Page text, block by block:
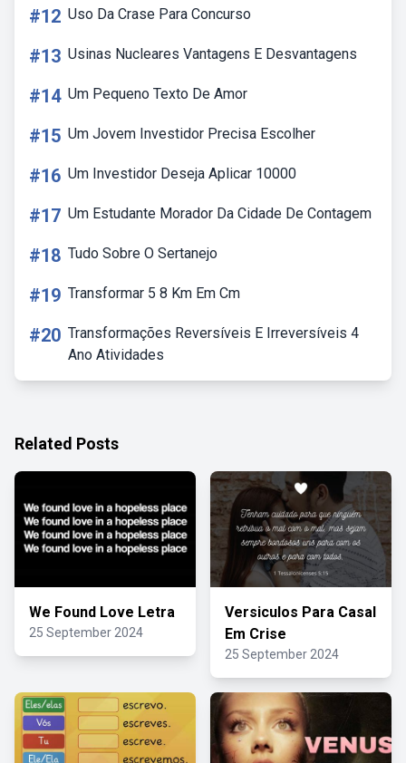
#12 Uso Da Crase Para Concurso
#13 Usinas Nucleares Vantagens E Desvantagens
#14 Um Pequeno Texto De Amor
#15 Um Jovem Investidor Precisa Escolher
#16 Um Investidor Deseja Aplicar 10000
#17 Um Estudante Morador Da Cidade De Contagem
#18 Tudo Sobre O Sertanejo
#19 Transformar 5 8 Km Em Cm
#20 Transformações Reversíveis E Irreversíveis 4
Ano Atividades
Related Posts
We Found Love Letra
25 September 2024
Versiculos Para Casal
Em Crise
25 September 2024